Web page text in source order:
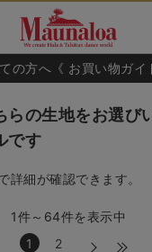
の方へ《 お買い物ガイ
らの生地をお選び
です
詳細が確認できます。
1件～64件を表示中
1
2